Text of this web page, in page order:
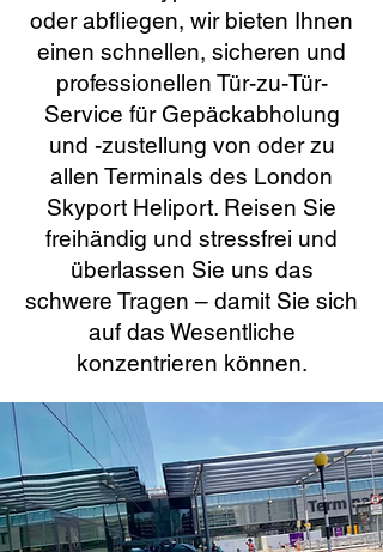
oder abfliegen, wir bieten Ihnen
einen schnellen, sicheren und
professionellen Tür-zu-Tür-
Service für Gepäckabholung
und -zustellung von oder zu
allen Terminals des London
Skyport Heliport. Reisen Sie
freihändig und stressfrei und
überlassen Sie uns das
schwere Tragen – damit Sie sich
auf das Wesentliche
konzentrieren können.